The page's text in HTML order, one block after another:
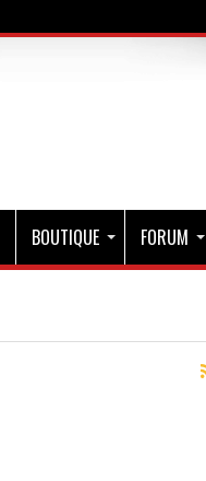
BOUTIQUE FORUM